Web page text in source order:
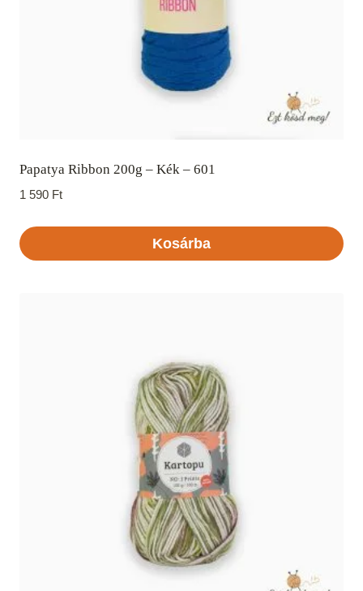
Papatya Ribbon 200g – Kék – 601
1 590 Ft
Kosárba